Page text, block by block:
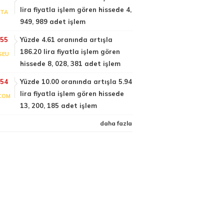
lira fiyatla işlem gören hissede 4,
949, 989 adet işlem
Yüzde 4.61 oranında artışla
186.20 lira fiyatla işlem gören
hissede 8, 028, 381 adet işlem
Yüzde 10.00 oranında artışla 5.94
lira fiyatla işlem gören hissede
13, 200, 185 adet işlem
daha fazla